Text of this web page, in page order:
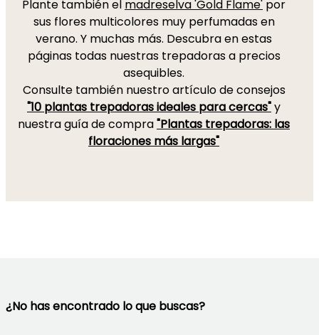
Plante también el madreselva 'Gold Flame' por
sus flores multicolores muy perfumadas en
verano. Y muchas más. Descubra en estas
páginas todas nuestras trepadoras a precios
asequibles.
Consulte también nuestro artículo de consejos
"10 plantas trepadoras ideales para cercas"y
nuestra guía de compra"Plantas trepadoras: las
floraciones más largas"
¿No has encontrado lo que buscas?